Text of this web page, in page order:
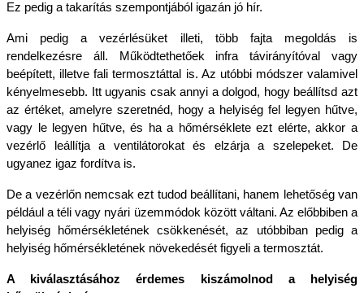
Ez pedig a takarítás szempontjából igazán jó hír.
Ami pedig a vezérlésüket illeti, több fajta megoldás is
rendelkezésre áll. Működtethetőek infra távirányítóval vagy
beépített, illetve fali termosztáttal is. Az utóbbi módszer valamivel
kényelmesebb. Itt ugyanis csak annyi a dolgod, hogy beállítsd azt
az értéket, amelyre szeretnéd, hogy a helyiség fel legyen hűtve,
vagy le legyen hűtve, és ha a hőmérséklete ezt elérte, akkor a
vezérlő leállítja a ventilátorokat és elzárja a szelepeket. De
ugyanez igaz fordítva is.
De a vezérlőn nemcsak ezt tudod beállítani, hanem lehetőség van
például a téli vagy nyári üzemmódok között váltani. Az előbbiben a
helyiség hőmérsékletének csökkenését, az utóbbiban pedig a
helyiség hőmérsékletének növekedését figyeli a termosztát.
A kiválasztásához érdemes kiszámolnod a helyiség